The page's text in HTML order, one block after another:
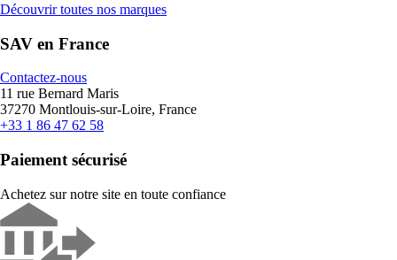
Découvrir toutes nos marques
SAV en France
Contactez-nous
11 rue Bernard Maris
37270 Montlouis-sur-Loire, France
+33 1 86 47 62 58
Paiement sécurisé
Achetez sur notre site en toute confiance